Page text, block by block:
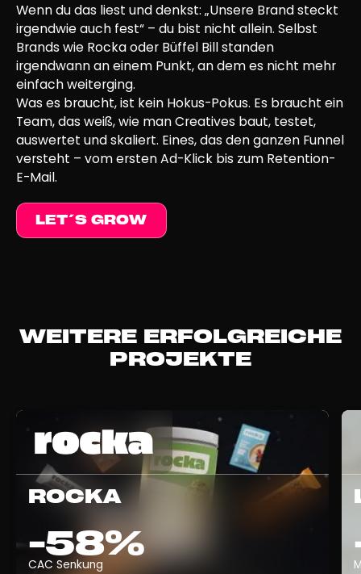
Wenn du das liest und denkst: „Unsere Brand steckt
irgendwie auch fest“ – du bist nicht allein. Selbst
Brands wie Rocka oder Büffel Bill standen
irgendwann an einem Punkt, an dem es nicht mehr
einfach weiterging.
Was es braucht, ist kein Hokus-Pokus. Es braucht ein
Team, das weiß, wie man Creatives baut, testet,
auswertet und skaliert. Eines, das den ganzen Funnel
versteht – vom ersten Ad-Klick bis zum Retention-
E-Mail.
LET´S GROW
WEITERE ERFOLGREICHE
PROJEKTE
ROCKA
-58%
CAC Senkung